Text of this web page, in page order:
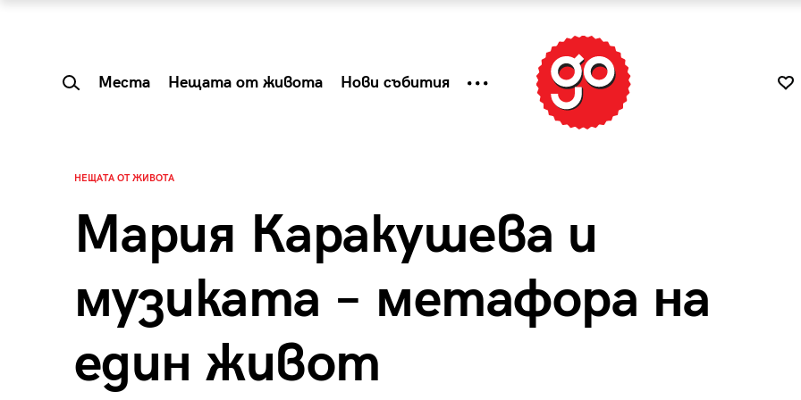
Места Нещата от живота Нови събития
НЕЩАТА ОТ ЖИВОТА
Мария Каракушева и
музиката – метафора на
един живот
Summer Prelude: как